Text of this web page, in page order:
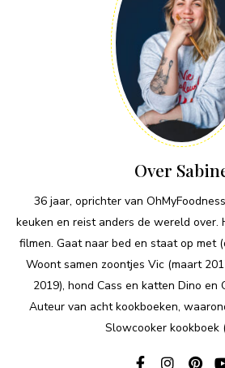
Over
36 jaar, oprichter van
keuken en reist anders de wereld over.
filmen. Gaat naar bed en staat op met
Woont samen zoontjes Vic (maart
2019), hond Cass en katten Dino en
Auteur van acht kookboeken,
Slowcooker kookboek